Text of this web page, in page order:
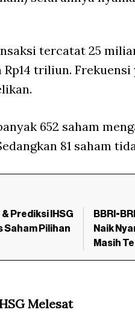
tercatat 25
triliun.
652 saham
81 saham
Prediksi IHSG
Saham Pilihan
BBRI-
Naik
Masih
Melesat